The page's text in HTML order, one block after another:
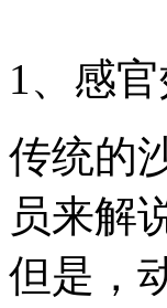
1、感
传统的
员来解
但是，